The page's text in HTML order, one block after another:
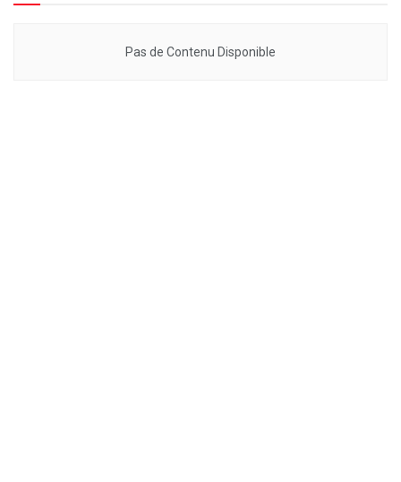
Pas de Contenu Disponible